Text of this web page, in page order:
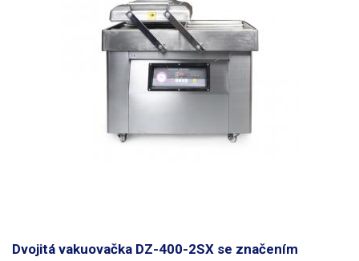
Dvojitá vakuovačka DZ-400-2SX se značením